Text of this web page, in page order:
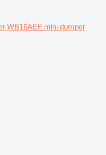
WB16AEF mini dumper